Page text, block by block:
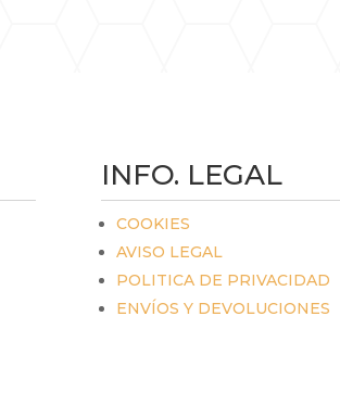
INFO. LEGAL
COOKIES
AVISO LEGAL
POLITICA DE PRIVACIDAD
ENVÍOS Y DEVOLUCIONES